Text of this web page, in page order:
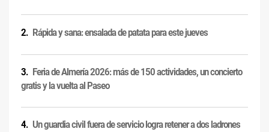
Rápida y sana: ensalada de patata para este jueves
Feria de Almería 2026: más de 150 actividades, un concierto
gratis y la vuelta al Paseo
Un guardia civil fuera de servicio logra retener a dos ladrones